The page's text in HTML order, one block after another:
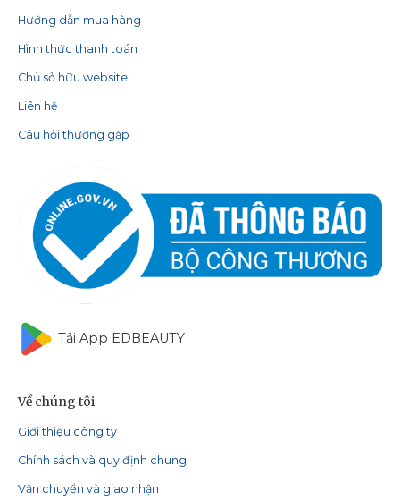
Hướng dẫn mua hàng
Hình thức thanh toán
Chủ sở hữu website
Liên hệ
Câu hỏi thường gặp
Tải App EDBEAUTY
Về chúng tôi
Giới thiệu công ty
Chính sách và quy định chung
Vận chuyển và giao nhận